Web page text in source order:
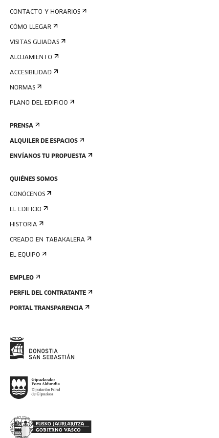
CONTACTO Y HORARIOS
CÓMO LLEGAR
VISITAS GUIADAS
ALOJAMIENTO
ACCESIBILIDAD
NORMAS
PLANO DEL EDIFICIO
PRENSA
ALQUILER DE ESPACIOS
ENVÍANOS TU PROPUESTA
QUIÉNES SOMOS
CONÓCENOS
EL EDIFICIO
HISTORIA
CREADO EN TABAKALERA
EL EQUIPO
EMPLEO
PERFIL DEL CONTRATANTE
PORTAL TRANSPARENCIA